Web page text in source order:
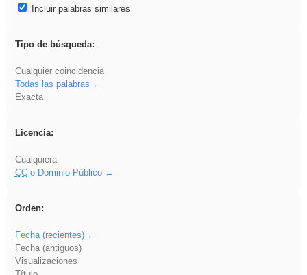
Incluir palabras similares
Tipo de búsqueda:
Cualquier coincidencia
Todas las palabras
Exacta
Licencia:
Cualquiera
CCo Dominio Público
Orden:
Fecha (recientes)
Fecha (antiguos)
Visualizaciones